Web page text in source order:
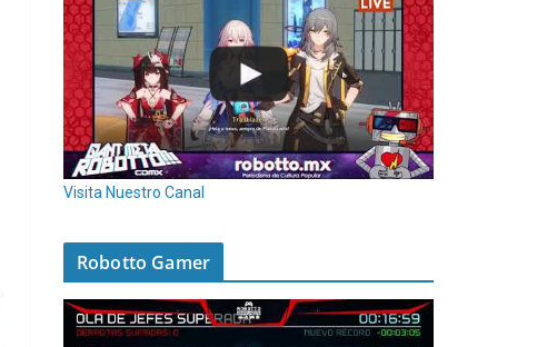
Visita Nuestro Canal
Robotto Gamer